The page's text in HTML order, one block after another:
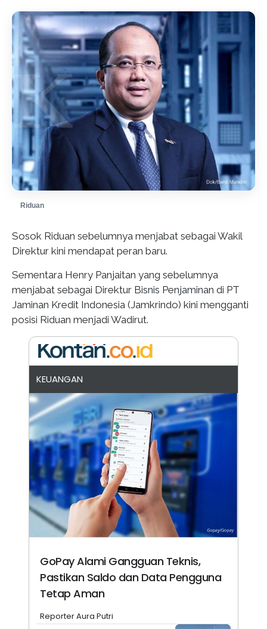
Riduan
Sosok Riduan sebelumnya menjabat sebagai Wakil
Direktur kini mendapat peran baru.
Sementara Henry Panjaitan yang sebelumnya
menjabat sebagai Direktur Bisnis Penjaminan di PT
Jaminan Kredit Indonesia (Jamkrindo) kini mengganti
posisi Riduan menjadi Wadirut.
KEUANGAN
GoPay Alami Gangguan Teknis,
Pastikan Saldo dan Data Pengguna
Tetap Aman
Reporter Aura Putri